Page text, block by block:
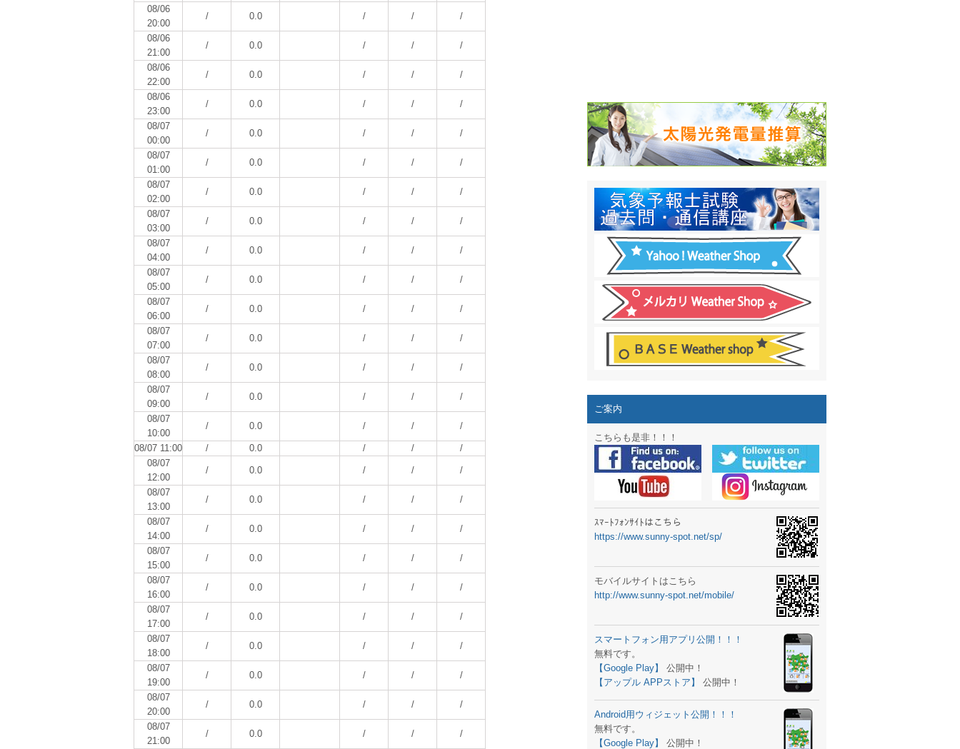
08/06
20:00
/ 0.0 / / /
08/06
21:00
/ 0.0 / / /
08/06
22:00
/ 0.0 / / /
08/06
23:00
/ 0.0 / / /
08/07
00:00
/ 0.0 / / /
08/07
01:00
/ 0.0 / / /
08/07
02:00
/ 0.0 / / /
08/07
03:00
/ 0.0 / / /
08/07
04:00
/ 0.0 / / /
08/07
05:00
/ 0.0 / / /
08/07
06:00
/ 0.0 / / /
08/07
07:00
/ 0.0 / / /
08/07
08:00
/ 0.0 / / /
08/07
09:00
/ 0.0 / / /
08/07
10:00
/ 0.0 / / /
08/07 11:00 / 0.0 / /
/
08/07
12:00
/ 0.0 / / /
08/07
13:00
/ 0.0 / / /
08/07
14:00
/ 0.0 / / /
08/07
15:00
/ 0.0 / / /
08/07
16:00
/ 0.0 / / /
08/07
17:00
/ 0.0 / / /
08/07
18:00
/ 0.0 / / /
08/07
19:00
/ 0.0 / / /
08/07
20:00
/ 0.0 / / /
08/07
21:00
/ 0.0 / / /
ｽﾏｰﾄﾌｫﾝ用のサイト作成！
結露 10日間予報オプション追加！
ガリレオ温度計&天気管新色登場！
HPリニューアル第２弾：本サイト Update!
HPリニューアル第１弾：英語ページOPEN
週間天気図&週間波浪図を10日に延長しました
太陽光発電量の推算はじめました
気象情報通知サービス「お天気見張り番」開始
週間波浪図追加しました。
予報士通信講座に解析ツール追加！！
専門天気図アーカイブ開始！！
スマートフォン アプリ バージョンアップ
ラジオメーターニュータイプ新登場！
スマートフォン ウィジェット公開
気象予報士スクールの御案内
弊社事務所を移転しました。
生物平年値 更新
予報士学習サイト OPEN！
専門天気図 追加
ラジオメーター輸入販売開始！
スマートフォン アプリ バージョンアップ
お天気パーツ 追加
ご案内
こちらも是非！！！
ｽﾏｰﾄﾌｫﾝｻｲﾄはこちら
https://www.sunny-spot.net/sp/
モバイルサイトはこちら
http://www.sunny-spot.net/mobile/
スマートフォン用アプリ公開！！！
無料です。
【Google Play】
公開中！
【アップル APPストア】
公開中！
Android用ウィジェット公開！！！
無料です。
【Google Play】
公開中！